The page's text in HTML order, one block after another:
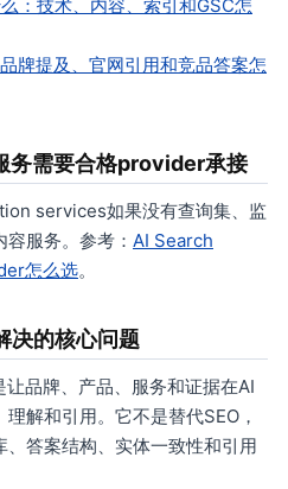
：技术、内容、索引和GSC怎
牌提及、官网引用和竞品答案怎
务需要合格provider承接
services如果没有查询集、监
服务。参考： AI Search
怎么选。
决的核心问题
品牌、产品、服务和证据在AI
解和引用。它不是替代SEO，
答案结构、实体一致性和引用